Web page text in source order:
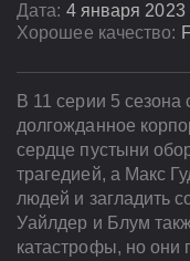
Дата: 4 января 2023
Хорошее качество:
В 11 серии 5
долгожданное
сердце пустыни
трагедией, а Макс
людей и загладить
Уайлдер и Блум
катастрофы, но они